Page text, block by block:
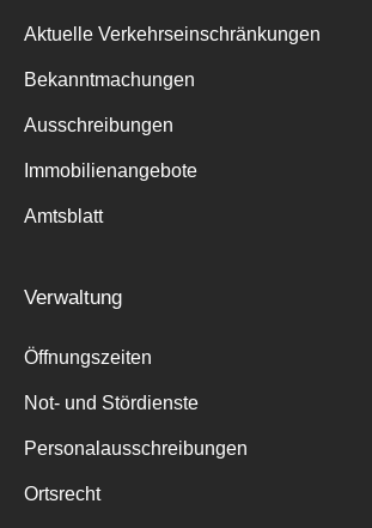
Aktuelle Verkehrseinschränkungen
Bekanntmachungen
Ausschreibungen
Immobilienangebote
Amtsblatt
Verwaltung
Öffnungszeiten
Not- und Stördienste
Personalausschreibungen
Ortsrecht